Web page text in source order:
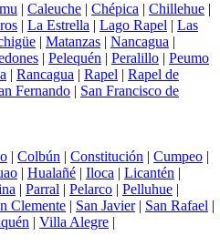
| Caleuche | Chépica | Chillehue |
| La Estrella | Lago Rapel | Las
| Matanzas | Nancagua |
| Pelequén | Peralillo | Peumo
| Rancagua | Rapel | Rapel de
Fernando | San Francisco de
| Colbún | Constitución | Cumpeo |
| Hualañé | Iloca | Licantén |
| Parral | Pelarco | Pelluhue |
Clemente | San Javier| San Rafael |
| Villa Alegre |